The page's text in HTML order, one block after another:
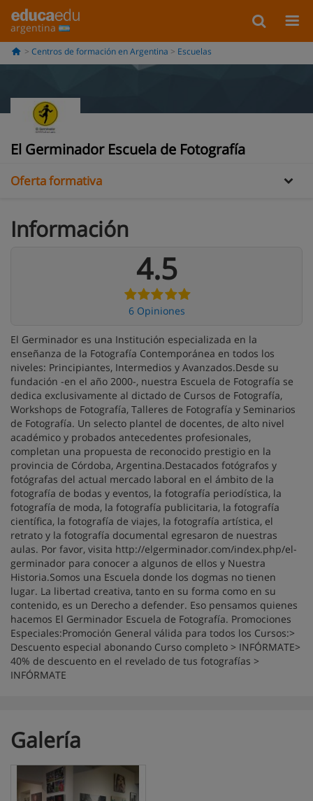
argentina
Centros de formación en Argentina Escuelas
El Germinador Escuela de Fotografía
Galería
Opiniones
Oferta formativa
Información
4.5
6 Opiniones
El Germinador es una Institución especializada en la
enseñanza de la Fotografía Contemporánea en todos los
niveles: Principiantes, Intermedios y Avanzados.Desde su
fundación -en el año 2000-, nuestra Escuela de Fotografía se
dedica exclusivamente al dictado de Cursos de Fotografía,
Workshops de Fotografía, Talleres de Fotografía y Seminarios
de Fotografía. Un selecto plantel de docentes, de alto nivel
académico y probados antecedentes profesionales,
completan una propuesta de reconocido prestigio en la
provincia de Córdoba, Argentina.Destacados fotógrafos y
fotógrafas del actual mercado laboral en el ámbito de la
fotografía de bodas y eventos, la fotografía periodística, la
fotografía de moda, la fotografía publicitaria, la fotografía
científica, la fotografía de viajes, la fotografía artística, el
retrato y la fotografía documental egresaron de nuestras
aulas. Por favor, visita http://elgerminador.com/index.php/el-
germinador para conocer a algunos de ellos y Nuestra
Historia.Somos una Escuela donde los dogmas no tienen
lugar. La libertad creativa, tanto en su forma como en su
contenido, es un Derecho a defender. Eso pensamos quienes
hacemos El Germinador Escuela de Fotografía. Promociones
Especiales:Promoción General válida para todos los Cursos:>
Descuento especial abonando Curso completo > INFÓRMATE>
40% de descuento en el revelado de tus fotografías >
INFÓRMATE
Galería